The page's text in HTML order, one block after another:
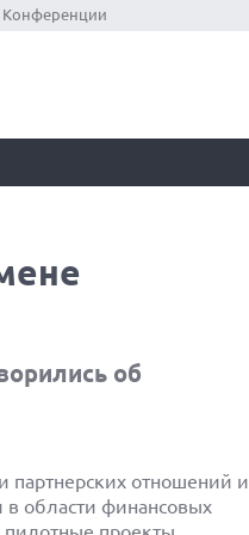
Конференции
об
партнерских отношений и
в области финансовых